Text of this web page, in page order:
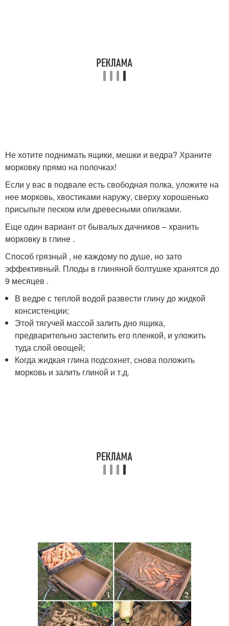
Не хотите поднимать ящики, мешки и ведра? Храните
морковку прямо на полочках!
Если у вас в подвале есть свободная полка, уложите на
нее морковь, хвостиками наружу, сверху хорошенько
присыпьте песком или древесными опилками.
Еще один вариант от бывалых дачников – хранить
морковку в глине .
Способ грязный , не каждому по душе, но зато
эффективный. Плоды в глиняной болтушке хранятся до
9 месяцев .
В ведре с теплой водой развести глину до жидкой
консистенции;
Этой тягучей массой залить дно ящика,
предварительно застелить его пленкой, и уложить
туда слой овощей;
Когда жидкая глина подсохнет, снова положить
морковь и залить глиной и т.д.